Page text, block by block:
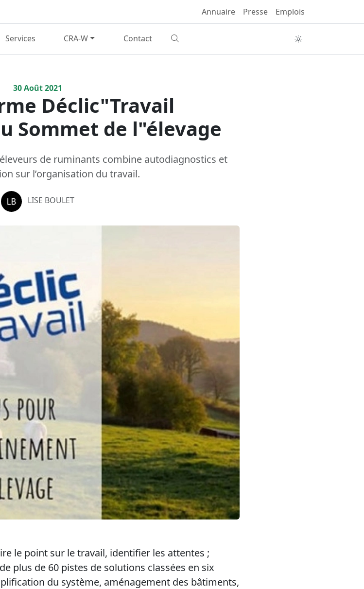
Annuaire Presse Emplois
Services CRA-W Contact
30Août2021
Déclic"Travail
Sommet de l"élevage
de ruminants combine autodiagnostics et
sur l’organisation du travail.
LISE BOULET
le point sur le travail, identifier les attentes ;
plus de 60 pistes de solutions classées en six
du système, aménagement des bâtiments,